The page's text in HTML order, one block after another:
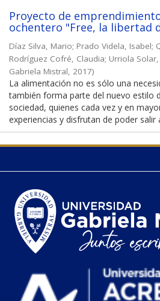
Proyecto de
ochentero "Free, la libertad
Díaz Silva, Mario; Prado Videla, Isabel;
Rodríguez Cofré, Claudia; Urriola
Gabriela Mistral, 2017)
La alimentación no es sólo una
también forma parte del nuevo estilo
sociedad, quienes cada vez y en
experiencias y disfrutan de poder salir